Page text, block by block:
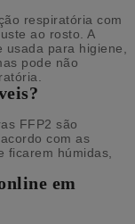
respiratória com
ao rosto. A
para higiene,
pode não
FFP2 são
com as
ficarem húmidas,
em